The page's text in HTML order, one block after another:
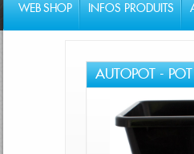
WEB SHOP INFOS PRODUITS
AUTOPOT -